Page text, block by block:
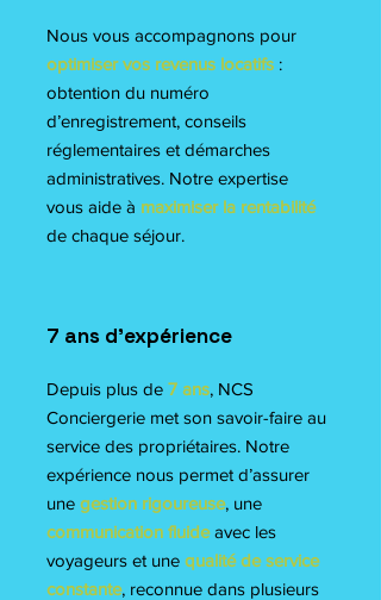
Nous vous accompagnons pour
optimiser vos revenus locatifs :
obtention du numéro
d’enregistrement, conseils
réglementaires et démarches
administratives. Notre expertise
vous aide à maximiser la rentabilité
de chaque séjour.
7 ans d’expérience
Depuis plus de 7 ans, NCS
Conciergerie met son savoir-faire au
service des propriétaires. Notre
expérience nous permet d’assurer
une gestion rigoureuse, une
communication fluideavec les
voyageurs et une qualité de service
constante, reconnue dans plusieurs